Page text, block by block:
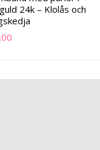
24k – Klolås och